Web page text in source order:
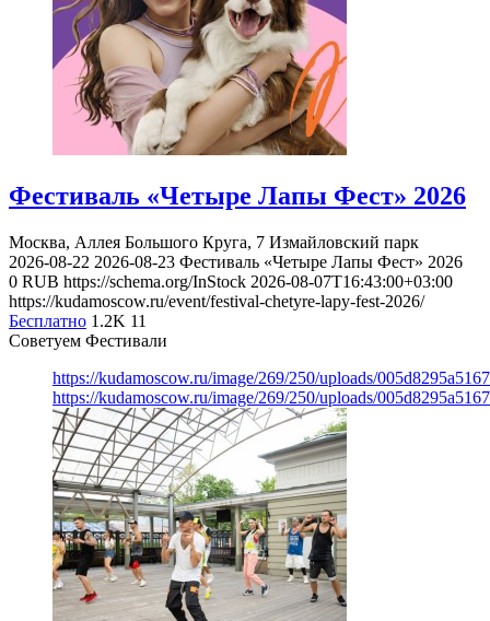
Фестиваль «Четыре Лапы Фест» 2026
Москва, Аллея Большого Круга, 7 Измайловский парк
2026-08-22 2026-08-23 Фестиваль «Четыре Лапы Фест» 2026
0 RUB https://schema.org/InStock 2026-08-07T16:43:00+03:00
https://kudamoscow.ru/event/festival-chetyre-lapy-fest-2026/
Бесплатно 1.2K 11
Советуем Фестивали
https://kudamoscow.ru/image/269/250/uploads/
https://kudamoscow.ru/image/269/250/uploads/